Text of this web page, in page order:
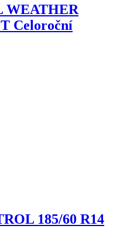
WEATHER
T Celoroční
185/60 R14